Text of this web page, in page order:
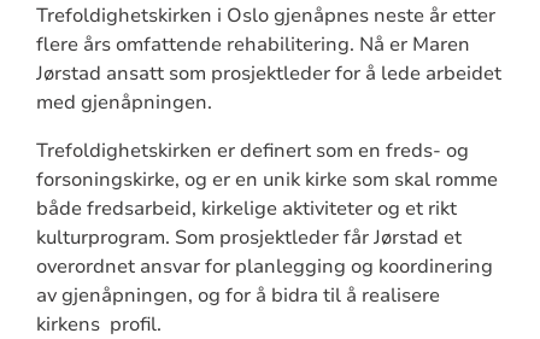
Trefoldighetskirken i Oslo gjenåpnes neste år etter
flere års omfattende rehabilitering. Nå er Maren
Jørstad ansatt som prosjektleder for å lede arbeidet
med gjenåpningen.
Trefoldighetskirken er definert som en freds- og
forsoningskirke, og er en unik kirke som skal romme
både fredsarbeid, kirkelige aktiviteter og et rikt
kulturprogram. Som prosjektleder får Jørstad et
overordnet ansvar for planlegging og koordinering
av gjenåpningen, og for å bidra til å realisere
kirkens profil.